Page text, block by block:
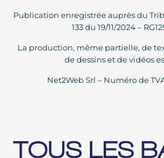
Publication enregistrée auprès du
133 du 19/11/2024 –
La production, même partielle, de
de dessins et de vidéos
Net2Web Srl – Numéro de